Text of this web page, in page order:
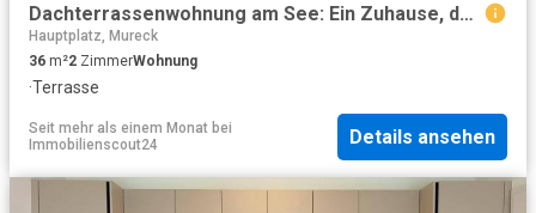
Dachterrassenwohnung am See: Ein Zuhause, das sich wie Urlaub anfühlt
Hauptplatz, Mureck
36 m²2 ZimmerWohnung
·Terrasse
Seit mehr als einem Monat bei
Immobilienscout24
Details ansehen